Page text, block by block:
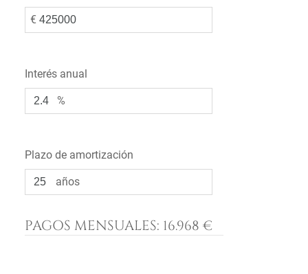
€
Interés anual
%
Plazo de amortización
años
PAGOS MENSUALES: 16.968 €